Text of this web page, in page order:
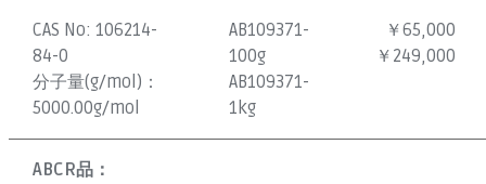
CAS No:106214-
84-0
分子量(g/mol)：
5000.00g/mol
AB109371-
100g
AB109371-
1kg
￥65,000
￥249,000
ABCR品：